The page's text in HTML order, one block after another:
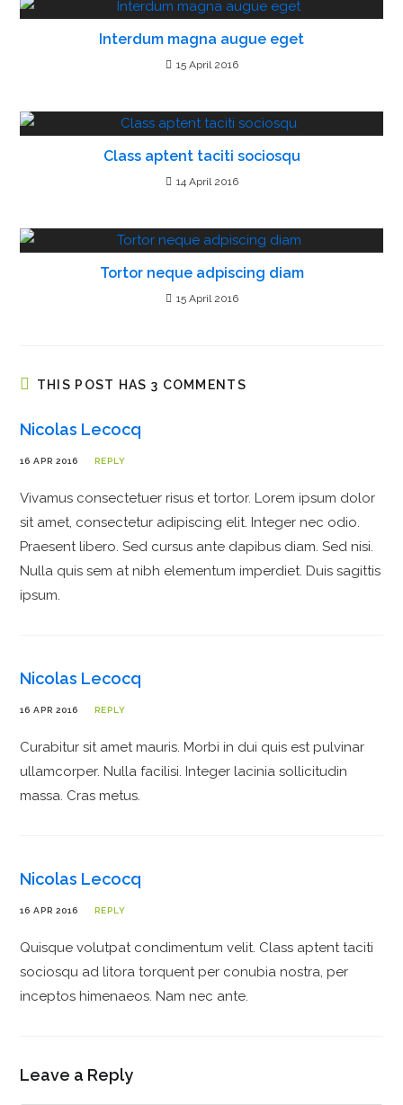
R
i
Interdum magna augue eget
15 April 2016
Class aptent taciti sociosqu
14 April 2016
Tortor neque adpiscing diam
15 April 2016
THIS POST HAS 3 COMMENTS
Nicolas Lecocq
16 APR 2016 REPLY
Vivamus consectetuer risus et tortor. Lorem ipsum dolor
sit amet, consectetur adipiscing elit. Integer nec odio.
Praesent libero. Sed cursus ante dapibus diam. Sed nisi.
Nulla quis sem at nibh elementum imperdiet. Duis sagittis
ipsum.
Nicolas Lecocq
16 APR 2016 REPLY
Curabitur sit amet mauris. Morbi in dui quis est pulvinar
ullamcorper. Nulla facilisi. Integer lacinia sollicitudin
massa. Cras metus.
Nicolas Lecocq
16 APR 2016 REPLY
Quisque volutpat condimentum velit. Class aptent taciti
sociosqu ad litora torquent per conubia nostra, per
inceptos himenaeos. Nam nec ante.
Leave a Reply